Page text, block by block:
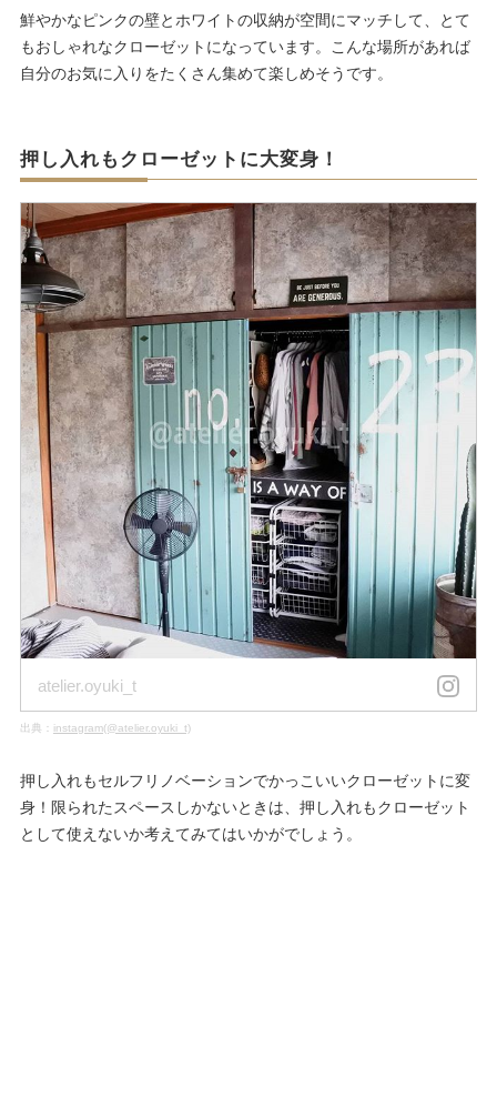
鮮やかなピンクの壁とホワイトの収納が空間にマッチして、とて
もおしゃれなクローゼットになっています。こんな場所があれば
自分のお気に入りをたくさん集めて楽しめそうです。
押し入れもクローゼットに大変身！
atelier.oyuki_t
出典： instagram(@atelier.oyuki_t)
押し入れもセルフリノベーションでかっこいいクローゼットに変
身！限られたスペースしかないときは、押し入れもクローゼット
として使えないか考えてみてはいかがでしょう。